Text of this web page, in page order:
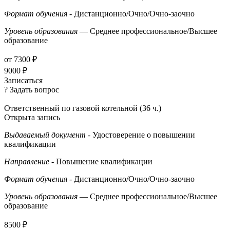
Формат обучения - Дистанционно/Очно/Очно-заочно
Уровень образования — Среднее профессиональное/Высшее
образование
от 7300 ₽
9000 ₽
Записаться
? Задать вопрос
Ответственный по газовой котельной (36 ч.)
Открыта запись
Выдаваемый документ - Удостоверение о повышении
квалификации
Направление - Повышение квалификации
Формат обучения - Дистанционно/Очно/Очно-заочно
Уровень образования — Среднее профессиональное/Высшее
образование
8500 ₽